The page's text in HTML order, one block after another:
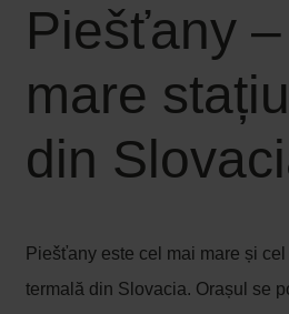
Piešťany
mare
din
Piešťany este cel mai mare și
termală din Slovacia. Orașul se